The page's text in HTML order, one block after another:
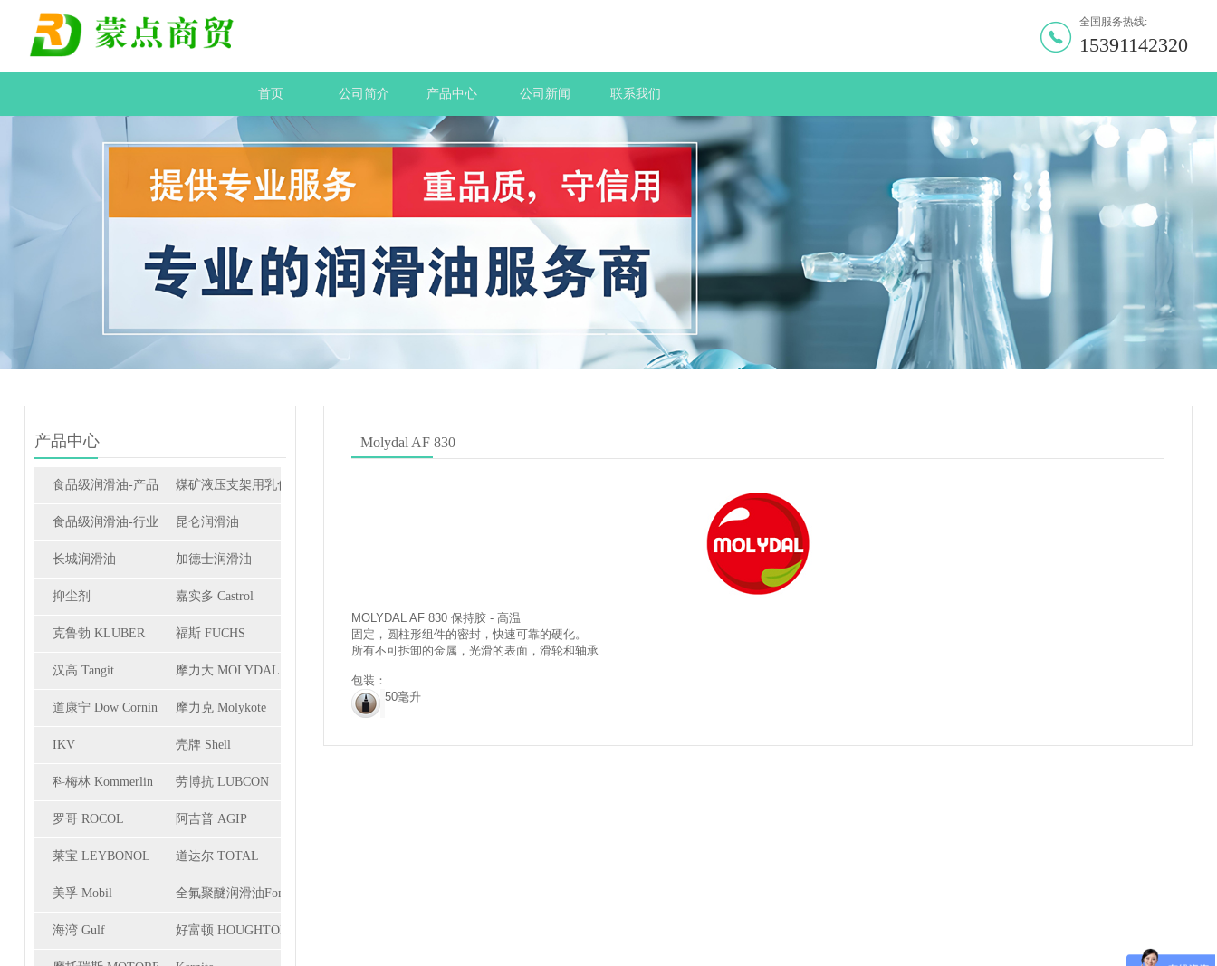
全国服务热线:
15391142320
首页 公司简介 产品中心 公司新闻 联系我们
产品中心
食品级润滑油-产品 煤矿液压支架用乳化油
食品级润滑油-行业 昆仑润滑油
长城润滑油 加德士润滑油
抑尘剂 嘉实多 Castrol
克鲁勃 KLUBER 福斯 FUCHS
汉高 Tangit 摩力大 MOLYDAL
道康宁 Dow Corning 摩力克 Molykote
IKV 壳牌 Shell
科梅林 Kommerlin 劳博抗 LUBCON
罗哥 ROCOL 阿吉普 AGIP
莱宝 LEYBONOL 道达尔 TOTAL
美孚 Mobil 全氟聚醚润滑油Fomblin
海湾 Gulf 好富顿 HOUGHTON
Molydal AF 830
MOLYDAL AF 830 保持胶 - 高温
固定，圆柱形组件的密封，快速可靠的硬化。
所有不可拆卸的金属，光滑的表面，滑轮和轴承
包装：
50毫升